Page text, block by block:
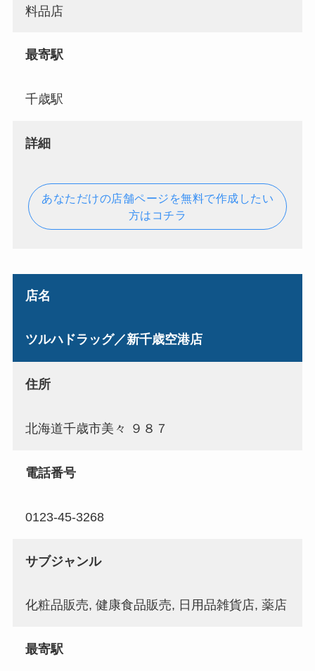
料品店
最寄駅
千歳駅
詳細
あなただけの店舗ページを無料で作成したい
方はコチラ
店名
ツルハドラッグ／新千歳空港店
住所
北海道千歳市美々 ９８７
電話番号
0123-45-3268
サブジャンル
化粧品販売, 健康食品販売, 日用品雑貨店, 薬店
最寄駅